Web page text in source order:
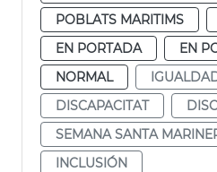
POBLATS MARITIMS
EN PORTADA
EN
NORMAL
DISCAPACITAT
SEMANA SANTA
INCLUSIÓN